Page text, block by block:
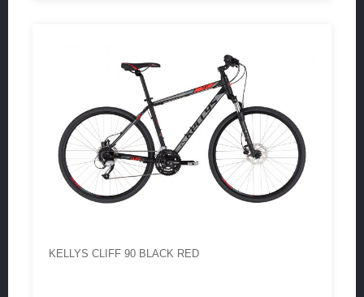
KELLYS CLIFF 90 BLACK RED